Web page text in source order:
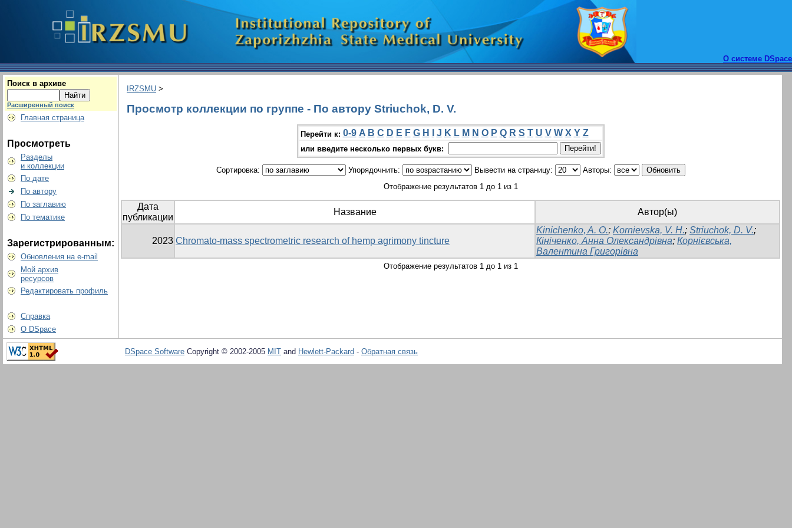
О системе DSpace
Поиск в архиве
Расширенный поиск
Главная страница
Просмотреть
Разделы
и коллекции
По дате
По автору
По заглавию
По тематике
Зарегистрированным:
Обновления на e-mail
Мой архив
ресурсов
Редактировать профиль
Справка
О DSpace
IRZSMU >
Просмотр коллекции по группе - По автору Striuchok, D. V.
Перейти к: 0-9 A B C D E F G H J K L M N O P Q R S T U V W X Y Z
или введите несколько первых букв:
Сортировка: Упорядочнить: Вывести на страницу:
Авторы:
Отображение результатов 1 до 1 из 1
Дата
публикации
Название Автор(ы)
2023 Chromato-mass spectrometric research of hemp agrimony tincture
Kinichenko, A. O.; Kornievska, V. H.; Striuchok, D. V.;
Кініченко, Анна Олександрівна; Корнієвська,
Валентина Григорівна
Отображение результатов 1 до 1 из 1
DSpace Software Copyright © 2002-2005 MIT and Hewlett-Packard - Обратная связь